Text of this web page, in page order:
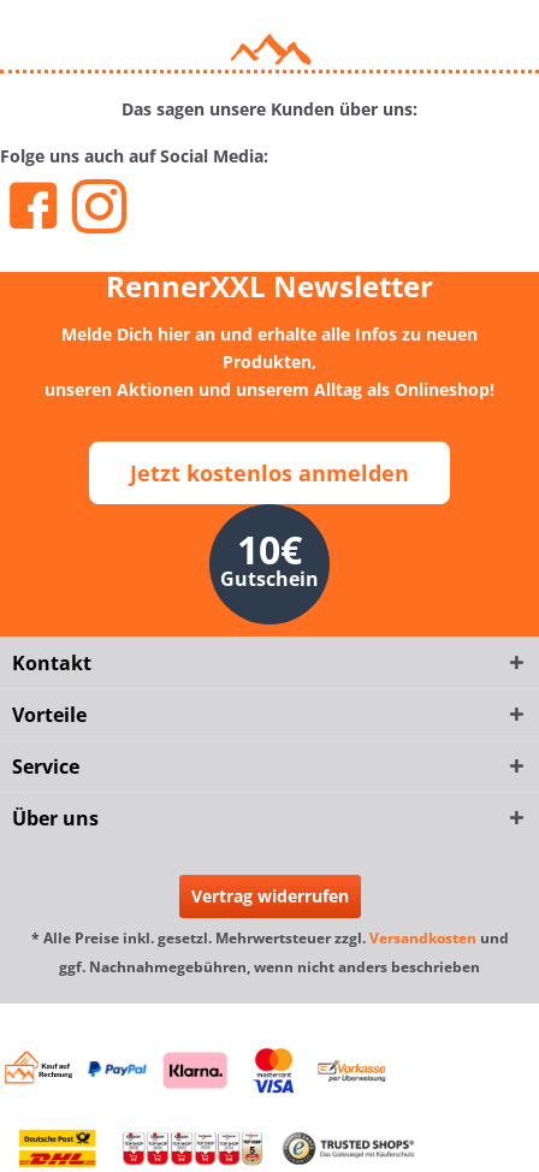
Das sagen unsere Kunden über uns:
Folge uns auch auf Social Media:
RennerXXL Newsletter
Melde Dich hier an und erhalte alle Infos zu neuen
Produkten,
unseren Aktionen und unserem Alltag als Onlineshop!
Jetzt kostenlos anmelden
10€
Gutschein
Kontakt
Vorteile
Service
Über uns
Vertrag widerrufen
* Alle Preise inkl. gesetzl. Mehrwertsteuer zzgl.Versandkosten und
ggf. Nachnahmegebühren, wenn nicht anders beschrieben